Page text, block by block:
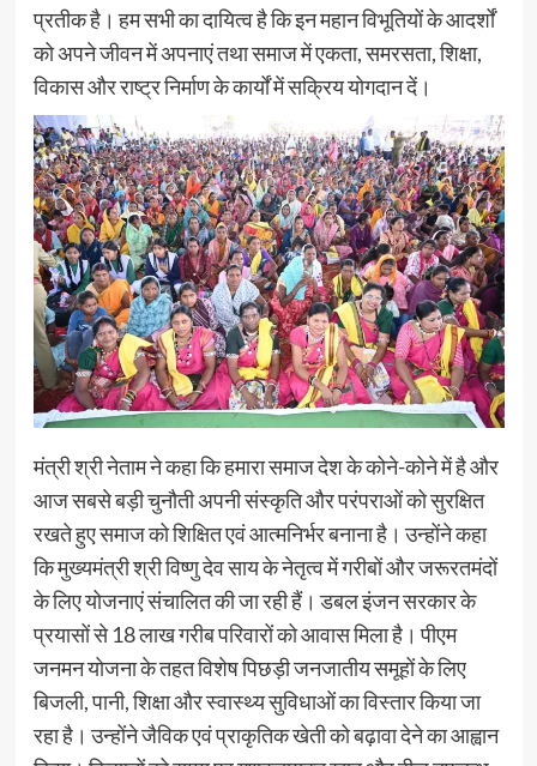
प्रतीक है। हम सभी का दायित्व है कि इन महान विभूतियों के आदर्शों
को अपने जीवन में अपनाएं तथा समाज में एकता, समरसता, शिक्षा,
विकास और राष्ट्र निर्माण के कार्यों में सक्रिय योगदान दें।
मंत्री श्री नेताम ने कहा कि हमारा समाज देश के कोने-कोने में है और
आज सबसे बड़ी चुनौती अपनी संस्कृति और परंपराओं को सुरक्षित
रखते हुए समाज को शिक्षित एवं आत्मनिर्भर बनाना है। उन्होंने कहा
कि मुख्यमंत्री श्री विष्णु देव साय के नेतृत्व में गरीबों और जरूरतमंदों
के लिए योजनाएं संचालित की जा रही हैं। डबल इंजन सरकार के
प्रयासों से 18 लाख गरीब परिवारों को आवास मिला है। पीएम
जनमन योजना के तहत विशेष पिछड़ी जनजातीय समूहों के लिए
बिजली, पानी, शिक्षा और स्वास्थ्य सुविधाओं का विस्तार किया जा
रहा है। उन्होंने जैविक एवं प्राकृतिक खेती को बढ़ावा देने का आह्वान